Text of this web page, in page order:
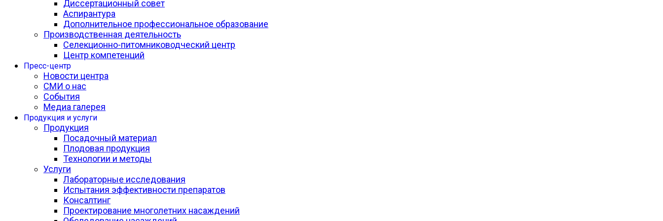
Диссертационный совет
Аспирантура
Дополнительное профессиональное образование
Производственная деятельность
Селекционно-питомниководческий центр
Центр компетенций
Пресс-центр
Новости центра
СМИ о нас
События
Медиа галерея
Продукция и услуги
Продукция
Посадочный материал
Плодовая продукция
Технологии и методы
Услуги
Лабораторные исследования
Испытания эффективности препаратов
Консалтинг
Проектирование многолетних насаждений